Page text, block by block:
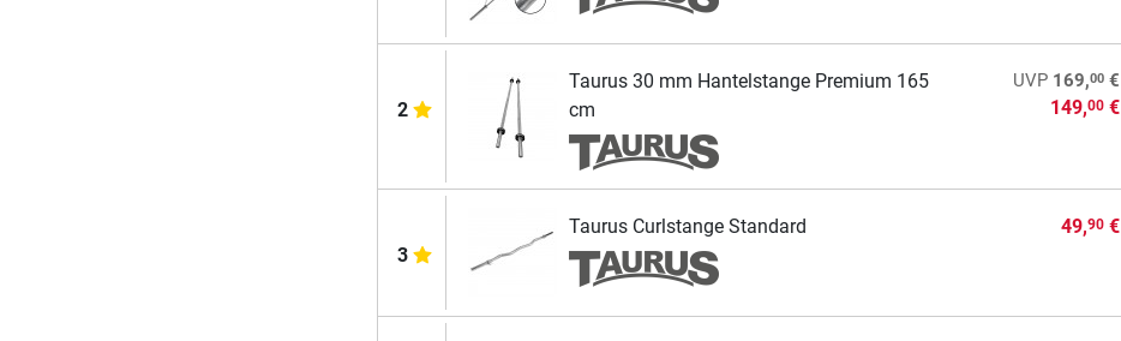
2
Taurus 30 mm Hantelstange Premium 165
cm
UVP 169,00 €
149,00 €
3
Taurus Curlstange Standard 49,90 €